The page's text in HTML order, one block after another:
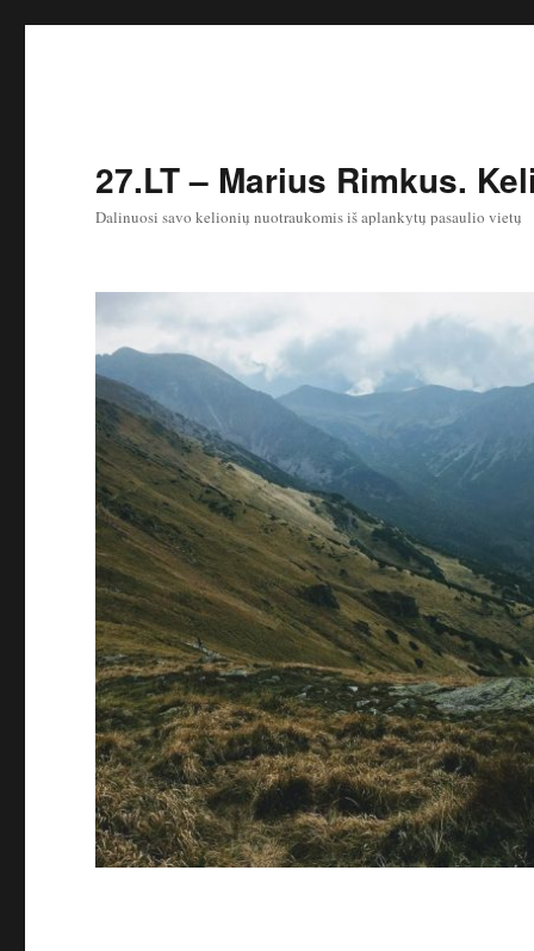
27.LT – Marius Rimkus.
Dalinuosi savo kelionių nuotraukomis iš aplankytų pasaulio vietų